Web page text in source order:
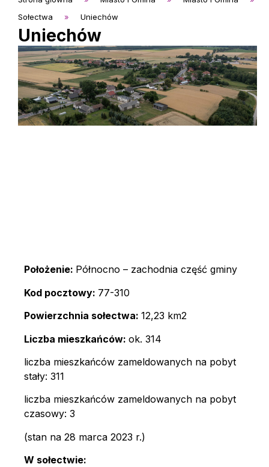
Sołectwa
» Uniechów
Uniechów
Położenie: Północno – zachodnia część gminy
Kod pocztowy: 77-310
Powierzchnia sołectwa: 12,23 km2
Liczba mieszkańców: ok. 314
liczba mieszkańców zameldowanych na pobyt
stały: 311
liczba mieszkańców zameldowanych na pobyt
czasowy: 3
(stan na 28 marca 2023 r.)
W sołectwie: